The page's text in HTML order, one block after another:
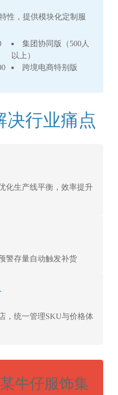
性，提供模块化定制服
集团协同版（500人
以上）
跨境电商特别版
行业痛点
化生产线平衡，效率提升
警存量自动触发补货
，统一管理SKU与价格体
牛仔服饰集